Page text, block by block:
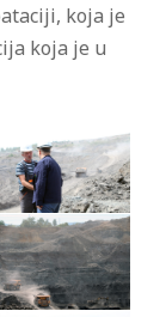
koja je
koja je u